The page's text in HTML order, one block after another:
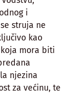
i
struja ne
kao
mora biti
njezina
za većinu, te